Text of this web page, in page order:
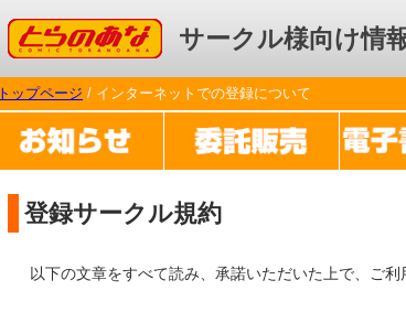
コミックとらのあな サークル様向け情
トップページ / インターネットでの登録について
登録サークル規約
以下の文章をすべて読み、承諾いただいた上で、ご利